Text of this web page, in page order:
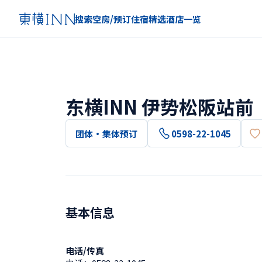
搜索空房/预订住宿精选酒店一览
东横INN 伊势松阪站前
团体・集体预订 0598-22-1045
基本信息
电话/传真